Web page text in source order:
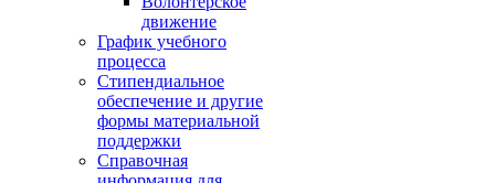
движение
График учебного
процесса
Стипендиальное
обеспечение и другие
формы материальной
поддержки
Справочная